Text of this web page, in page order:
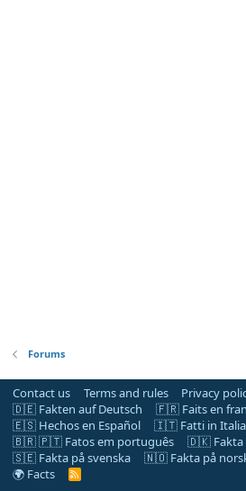
Forums
Contact us Terms and rules Privacy
🇩🇪 Fakten auf Deutsch
🇫🇷 Faits en
🇪🇸 Hechos en Español
🇮🇹 Fatti in
🇧🇷 🇵🇹 Fatos em português
🇩🇰 Fakta
🇸🇪 Fakta på svenska
🇳🇴 Fakta på
🌍 Facts
R